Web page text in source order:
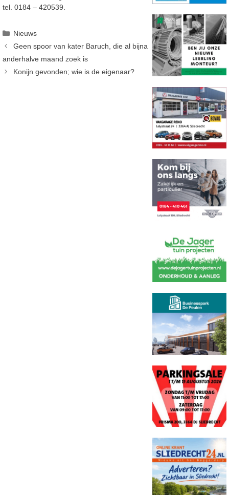
tel. 0184 – 420539.
Categorieën
Nieuws
Geen spoor van kater Baruch, die al bijna
anderhalve maand zoek is
Konijn gevonden; wie is de eigenaar?